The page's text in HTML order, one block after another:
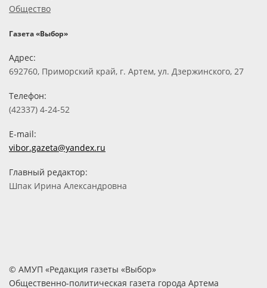
Общество
Газета «Выбор»
Адрес:
692760, Приморский край, г. Артем, ул. Дзержинского, 27
Телефон:
(42337) 4-24-52
E-mail:
vibor.gazeta@yandex.ru
Главный редактор:
Шпак Ирина Александровна
© АМУП «Редакция газеты «Выбор»
Общественно-политическая газета города Артема